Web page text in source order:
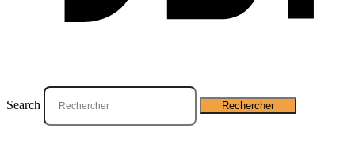
Search Rechercher